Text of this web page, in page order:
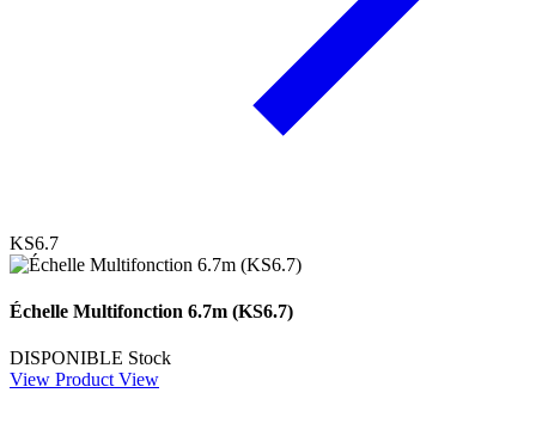
KS6.7
Échelle Multifonction 6.7m (KS6.7)
DISPONIBLE Stock
View Product View